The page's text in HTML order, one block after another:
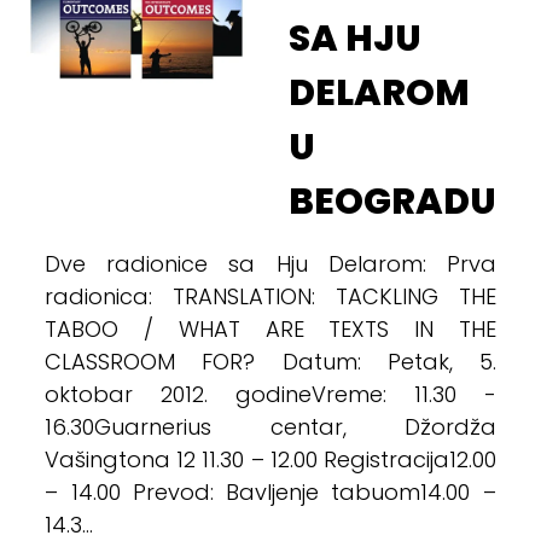
SA HJU
DELAROM
U
BEOGRADU
Dve radionice sa Hju Delarom: Prva
radionica: TRANSLATION: TACKLING THE
TABOO / WHAT ARE TEXTS IN THE
CLASSROOM FOR? Datum: Petak, 5.
oktobar 2012. godineVreme: 11.30 -
16.30Guarnerius centar, Džordža
Vašingtona 12 11.30 – 12.00 Registracija12.00
– 14.00 Prevod: Bavljenje tabuom14.00 –
14.3...